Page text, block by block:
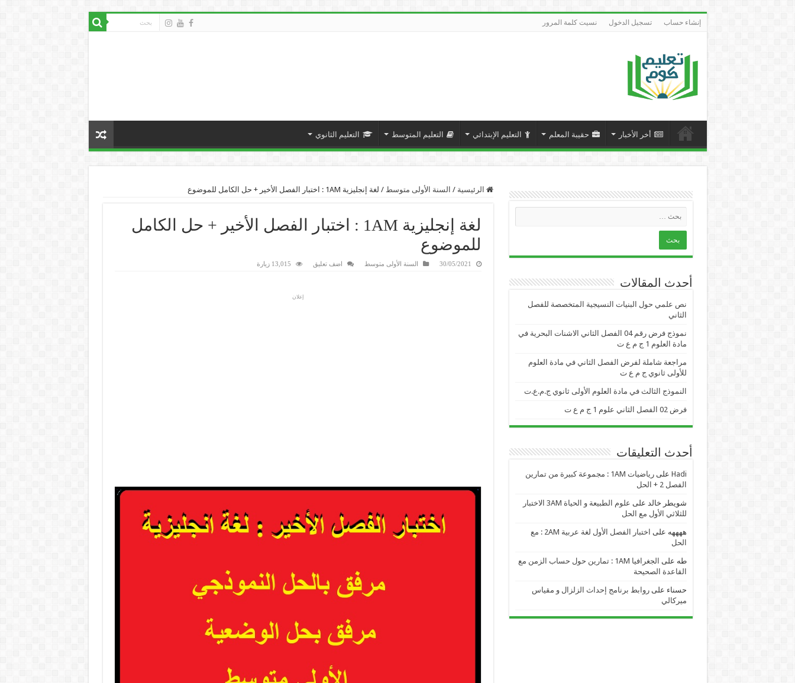
إنشاء حساب تسجيل الدخول نسيت كلمة المرور
أخر الأخبار حقيبة المعلم التعليم الإبتدائي التعليم المتوسط التعليم الثانوي
الرئيسية / السنة الأولى متوسط / لغة إنجليزية 1AM : اختبار الفصل الأخير + حل الكامل للموضوع
لغة إنجليزية 1AM : اختبار الفصل الأخير + حل الكامل
للموضوع
30/05/2021 السنة الأولى متوسط اضف تعليق 13,015 زيارة
إعلان
أحدث المقالات
نص علمي حول البنيات النسيجية المتخصصة للفصل
الثاني
نموذج فرض رقم 04 الفصل الثاني الاشنات البحرية في
مادة العلوم 1 ج م ع ت
مراجعة شاملة لفرض الفصل الثاني في مادة العلوم
للأولى ثانوي ج م ع ت
النموذج الثالث في مادة العلوم الأولى ثانوي ج.م.ع.ت
فرض 02 الفصل الثاني علوم 1 ج م ع ت
أحدث التعليقات
Hadi على
رياضيات 1AM : مجموعة كبيرة من تمارين
الفصل 2 + الحل
شويطر خالد على
علوم الطبيعة و الحياة 3AM الاختبار
للثلاثي الأول مع الحل
ههههه على
اختبار الفصل الأول لغة عربية 2AM : مع
الحل
طه على
الجغرافيا 1AM : تمارين حول حساب الزمن مع
القاعدة الصحيحة
حسناء علىروابط برنامج إحداث الزلزال و مقياس
ميركالي